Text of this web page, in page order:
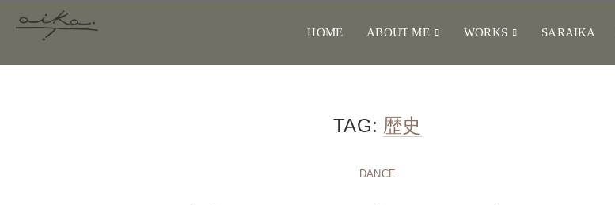
HOME ABOUT ME WORKS SARAIKA
TAG: 歴史
DANCE